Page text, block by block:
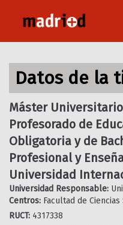
contenido
principal
Datos de la
Máster
Profesorado de
Obligatoria y de
Profesional y
Universidad
Universidad Responsable:
Centros: Facultad de
RUCT: 4317338